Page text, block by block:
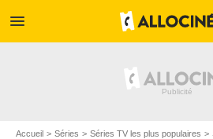
menu
Accueil Séries Séries TV les plus populaires